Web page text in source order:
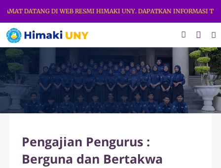
DATANG DI WEB RESMI HIMAKI UNY. DAPATKAN INFORMASI
Pengajian Pengurus :
Berguna dan Bertakwa